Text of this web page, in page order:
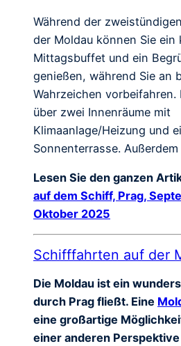
Während der
der Moldau können Sie ein
Mittagsbuffet und ein
genießen, während Sie an
Wahrzeichen
über zwei Innenräume mit
Klimaanlage/Heizung und
Sonnenterrasse.
Lesen Sie den ganzen
auf dem Schiff, Prag,
Oktober 2025
Schifffahrten auf der
Die Moldau ist ein
durch Prag fließt. Eine
eine großartige
einer anderen